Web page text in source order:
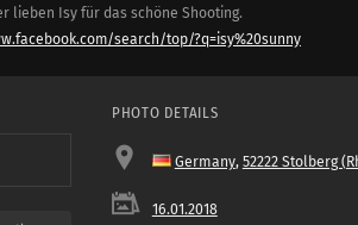
lieben Isy für das schöne Shooting.
search/top/?q=isy%20sunny
PHOTO DETAILS
Germany, 52222 Stolberg
16.01.2018